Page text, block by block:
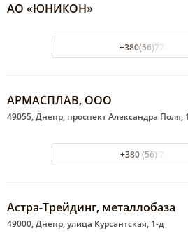
АО «ЮНИКОН»
+380(56)770-03-48
АРМАСПЛАВ, ООО
49055, Днепр, проспект Александра
+380 (56) 7352040
Астра-Трейдинг, металлобаза
49000, Днепр, улица Курсантская, 1-д